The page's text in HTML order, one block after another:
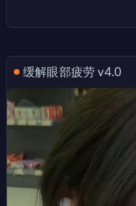
缓解眼部疲劳 v4.0